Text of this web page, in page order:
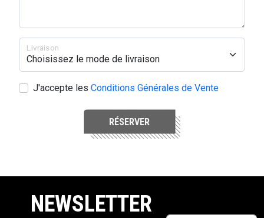
Livraison
J'accepte les Conditions Générales de Vente
RÉSERVER
NEWSLETTER